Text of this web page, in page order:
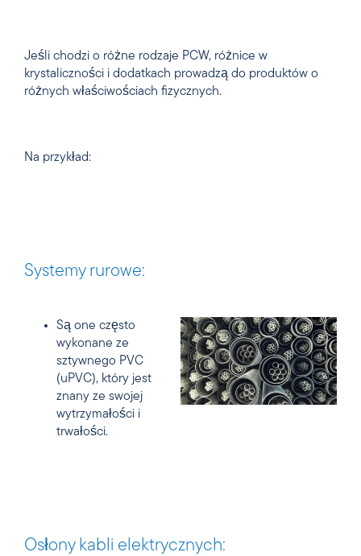
Jeśli chodzi o różne rodzaje PCW, różnice w
krystaliczności i dodatkach prowadzą do produktów o
różnych właściwościach fizycznych.
Na przykład:
Systemy rurowe:
Są one często
wykonane ze
sztywnego PVC
(uPVC), który jest
znany ze swojej
wytrzymałości i
trwałości.
Osłony kabli elektrycznych: